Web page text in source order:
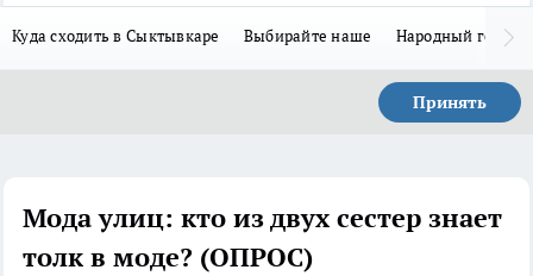
Куда сходить в Сыктывкаре Выбирайте наше Народный герой-
Принять
Мода улиц: кто из двух сестер знает
толк в моде? (ОПРОС)